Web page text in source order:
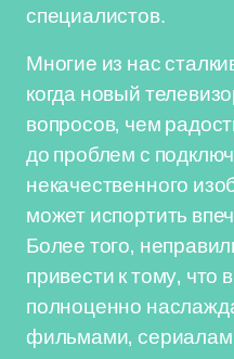
специалистов.
Многие из нас
когда новый
вопросов, чем
до проблем с
некачественного
может испортить
Более того,
привести к тому, что
полноценно
фильмами,